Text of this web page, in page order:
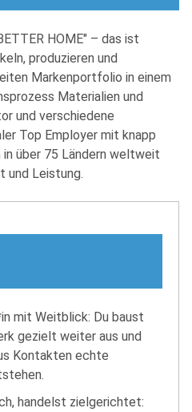
HOME" – das ist
produzieren und
Markenportfolio in einem
Materialien und
und verschiedene
Top Employer mit knapp
über 75 Ländern weltweit
und Leistung.
mit Weitblick: Du baust
gezielt weiter aus und
Kontakten echte
handelst zielgerichtet: